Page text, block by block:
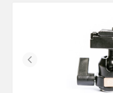
Previous